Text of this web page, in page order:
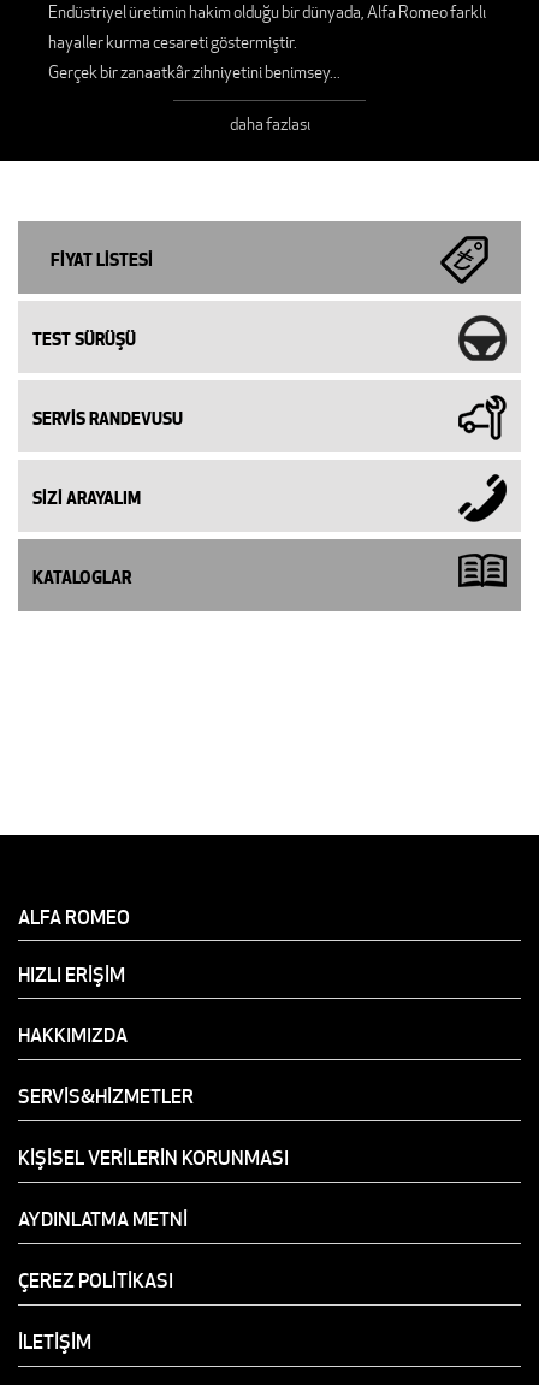
Endüstriyel üretimin hakim olduğu bir dünyada, Alfa Romeo farklı
hayaller kurma cesareti göstermiştir.
Gerçek bir zanaatkâr zihniyetini benimsey...
daha fazlası
FİYAT LİSTESİ
TEST SÜRÜŞÜ
SERVİS RANDEVUSU
SİZİ ARAYALIM
KATALOGLAR
ALFA ROMEO
HIZLI ERİŞİM
HAKKIMIZDA
SERVİS&HİZMETLER
KİŞİSEL VERİLERİN KORUNMASI
AYDINLATMA METNİ
ÇEREZ POLİTİKASI
İLETİŞİM